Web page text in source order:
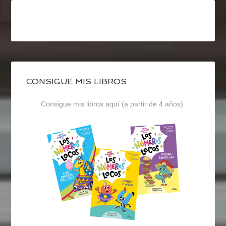
CONSIGUE MIS LIBROS
Consigue mis libros aquí (a partir de 4 años):